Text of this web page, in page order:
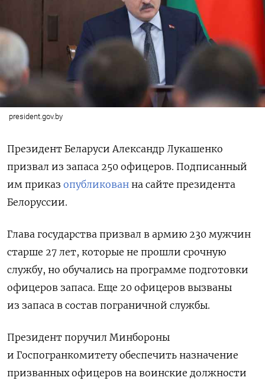
president.gov.by
Президент Беларуси Александр Лукашенко
призвал из запаса 250 офицеров. Подписанный
им приказ опубликован на сайте президента
Белоруссии.
Глава государства призвал в армию 230 мужчин
старше 27 лет, которые не прошли срочную
службу, но обучались на программе подготовки
офицеров запаса. Еще 20 офицеров вызваны
из запаса в состав пограничной службы.
Президент поручил Минбороны
и Госпогранкомитету обеспечить назначение
призванных офицеров на воинские должности